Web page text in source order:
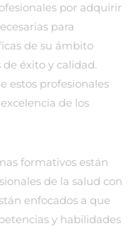
por adquirir
para
de su ámbito
éxito y calidad.
estos profesionales
de los
formativos están
de la salud con
enfocados a que
y habilidades